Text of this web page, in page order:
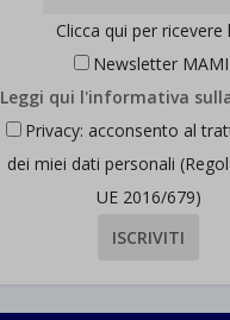
Clicca qui per ricevere
Newsletter MAMI
Leggi qui l'informativa
Privacy: acconsento al
dei miei dati personali
UE 2016/679)